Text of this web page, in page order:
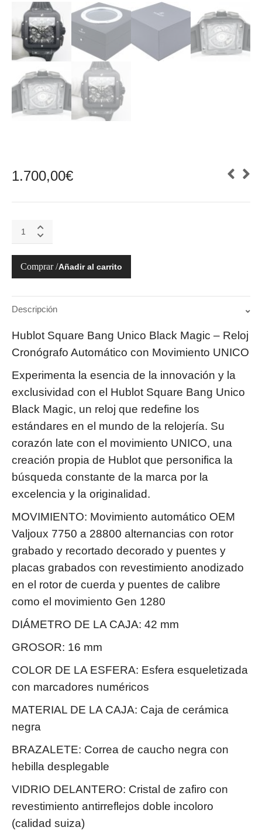
1.700,00€
Square
Black
quantity
Añadir al carrito
Descripción
Hublot Square Bang Unico Black Magic – Reloj
Cronógrafo Automático con Movimiento UNICO
Experimenta la esencia de la innovación y la
exclusividad con el Hublot Square Bang Unico
Black Magic, un reloj que redefine los
estándares en el mundo de la relojería. Su
corazón late con el movimiento UNICO, una
creación propia de Hublot que personifica la
búsqueda constante de la marca por la
excelencia y la originalidad.
MOVIMIENTO: Movimiento automático OEM
Valjoux 7750 a 28800 alternancias con rotor
grabado y recortado decorado y puentes y
placas grabados con revestimiento anodizado
en el rotor de cuerda y puentes de calibre
como el movimiento Gen 1280
DIÁMETRO DE LA CAJA: 42 mm
GROSOR: 16 mm
COLOR DE LA ESFERA: Esfera esqueletizada
con marcadores numéricos
MATERIAL DE LA CAJA: Caja de cerámica
negra
BRAZALETE: Correa de caucho negra con
hebilla desplegable
VIDRIO DELANTERO: Cristal de zafiro con
revestimiento antirreflejos doble incoloro
(calidad suiza)